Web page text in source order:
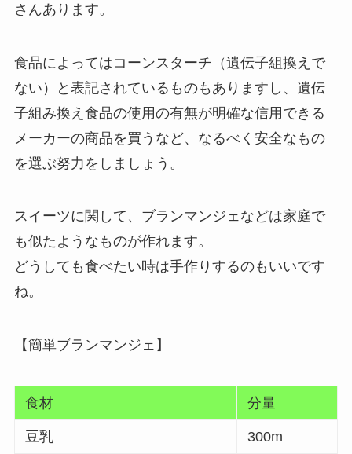
さんあります。
食品によってはコーンスターチ（遺伝子組換えで
ない）と表記されているものもありますし、 遺伝
子組み換え食品の使用の有無が明確な信用できる
メーカーの商品を買うなど、なるべく安全なもの
を選ぶ努力をしましょう。
スイーツに関して、ブランマンジェなどは家庭で
も似たようなものが作れます。
どうしても食べたい時は手作りするのもいいです
ね。
【簡単ブランマンジェ】
食材 分量
豆乳 300m